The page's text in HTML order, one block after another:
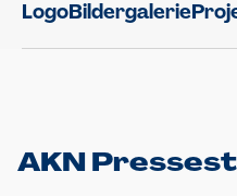
LogoBildergalerie
AKN